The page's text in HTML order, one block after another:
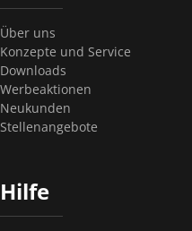
Über uns
Konzepte und Service
Downloads
Werbeaktionen
Neukunden
Stellenangebote
Hilfe